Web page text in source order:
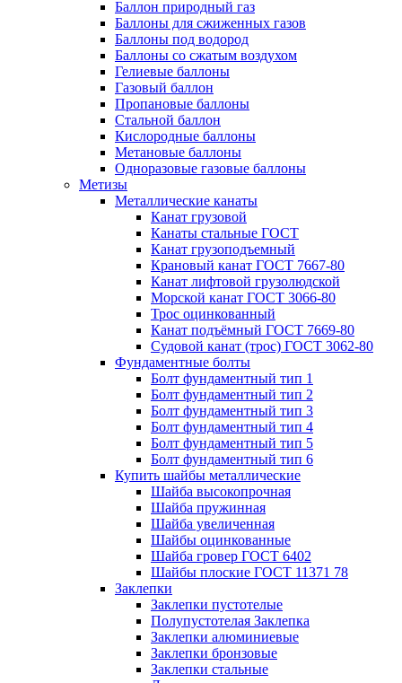
Баллон природный газ
Баллоны для сжиженных газов
Баллоны под водород
Баллоны со сжатым воздухом
Гелиевые баллоны
Газовый баллон
Пропановые баллоны
Стальной баллон
Кислородные баллоны
Метановые баллоны
Одноразовые газовые баллоны
Метизы
Металлические канаты
Канат грузовой
Канаты стальные ГОСТ
Канат грузоподъемный
Крановый канат ГОСТ 7667-80
Канат лифтовой грузолюдской
Морской канат ГОСТ 3066-80
Трос оцинкованный
Канат подъёмный ГОСТ 7669-80
Судовой канат (трос) ГОСТ 3062-80
Фундаментные болты
Болт фундаментный тип 1
Болт фундаментный тип 2
Болт фундаментный тип 3
Болт фундаментный тип 4
Болт фундаментный тип 5
Болт фундаментный тип 6
Купить шайбы металлические
Шайба высокопрочная
Шайба пружинная
Шайба увеличенная
Шайбы оцинкованные
Шайба гровер ГОСТ 6402
Шайбы плоские ГОСТ 11371 78
Заклепки
Заклепки пустотелые
Полупустотелая Заклепка
Заклепки алюминиевые
Заклепки бронзовые
Заклепки стальные